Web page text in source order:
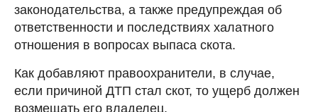
законодательства, а также предупреждая об
ответственности и последствиях халатного
отношения в вопросах выпаса скота.
Как добавляют правоохранители, в случае,
если причиной ДТП стал скот, то ущерб должен
возмещать его владелец.